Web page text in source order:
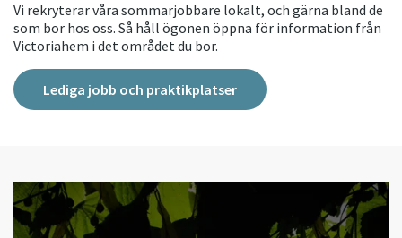
Vi rekryterar våra sommarjobbare lokalt, och gärna bland de
som bor hos oss. Så håll ögonen öppna för information från
Victoriahem i det området du bor.
Lediga jobb och praktikplatser